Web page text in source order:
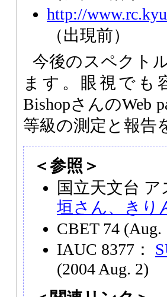
http://
（出現前）
今後のスペクト
ます。眼視でも
BishopさんのWeb
等級の測定と報告
＜参照＞
国立天文台
垣さん、きり
CBET 74 (Aug.
IAUC 8377：
(2004 Aug. 2)